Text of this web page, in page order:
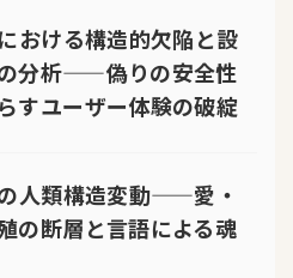
おける構造的欠陥と設
分析——偽りの安全性
すユーザー体験の破綻
人類構造変動——愛・
の断層と言語による魂